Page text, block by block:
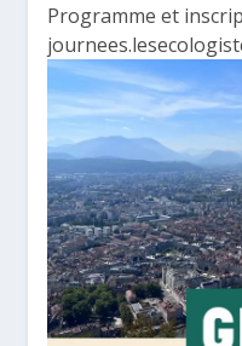
Programme et